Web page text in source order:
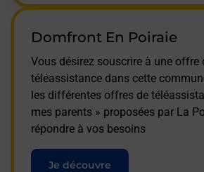
Domfront En Poiraie
Vous désirez souscrire à une offre
téléassistance dans cette
les différentes offres de
mes parents » proposées par La
répondre à vos besoins
Je découvre